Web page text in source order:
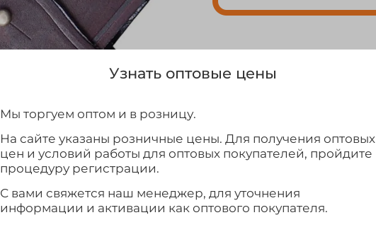
Выбрать
Узнать оптовые цены
Мы торгуем оптом и в розницу.
На сайте указаны розничные цены. Для получения оптовых
цен и условий работы для оптовых покупателей, пройдите
процедуру регистрации.
С вами свяжется наш менеджер, для уточнения
информации и активации как оптового покупателя.